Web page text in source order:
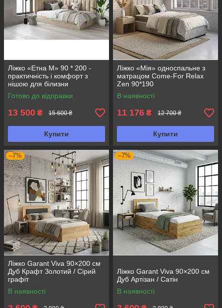
Ліжко «Етна М» 90 * 200 -
практичність і комфорт з
нішою для білизни
Готово до відправки
13 500 ₴ 15 600 ₴
Купити
Ліжко «Мія» односпальне з
матрацом Come-For Relax
Zen 90*190
В наявності
11 176 ₴ 12 700 ₴
Купити
–7%
Ліжко Garant Viva 90×200 см
Дуб Крафт Золотий / Сірий
графіт
В наявності
–7%
Ліжко Garant Viva 90×200 см
Дуб Артізан / Сатін
В наявності